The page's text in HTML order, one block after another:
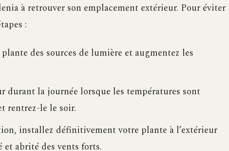
à retrouver son emplacement extérieur. Pour éviter
:
des sources de lumière et augmentez les
durant la journée lorsque les températures sont
rentrez-le le soir.
installez définitivement votre plante à l’extérieur
abrité des vents forts.